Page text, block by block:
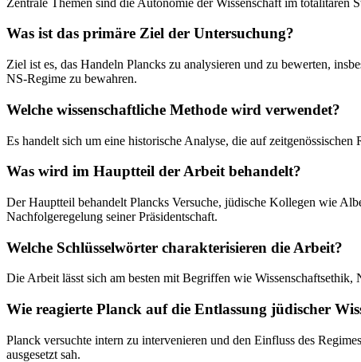
Was ist das primäre Ziel der Untersuchung?
Ziel ist es, das Handeln Plancks zu analysieren und zu bewerten,
NS-Regime zu bewahren.
Welche wissenschaftliche Methode wird verwendet?
Es handelt sich um eine historische Analyse, die auf
Was wird im Hauptteil der Arbeit behandelt?
Der Hauptteil behandelt Plancks Versuche, jüdische Kollegen wie
Nachfolgeregelung seiner Präsidentschaft.
Welche Schlüsselwörter charakterisieren die Arbeit?
Die Arbeit lässt sich am besten mit Begriffen wie
Wie reagierte Planck auf die Entlassung jüdischer
Planck versuchte intern zu intervenieren und den Einfluss des
ausgesetzt sah.